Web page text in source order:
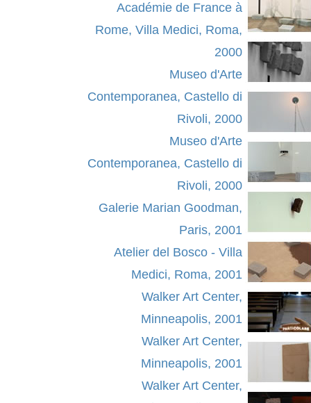
Académie de France à
Rome, Villa Medici, Roma,
2000
Museo d'Arte
Contemporanea, Castello di
Rivoli, 2000
Museo d'Arte
Contemporanea, Castello di
Rivoli, 2000
Galerie Marian Goodman,
Paris, 2001
Atelier del Bosco - Villa
Medici, Roma, 2001
Walker Art Center,
Minneapolis, 2001
Walker Art Center,
Minneapolis, 2001
Walker Art Center,